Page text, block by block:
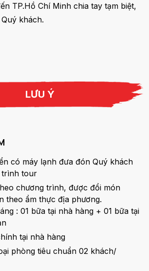
TP.Hồ Chí Minh chia tay tạm biệt,
khách.
LƯU Ý
có máy lạnh đưa đón Quý khách
trình tour
chương trình, được đổi món
theo ẩm thực địa phương.
: 01 bữa tại nhà hàng + 01 bữa tại
tại nhà hàng
phòng tiêu chuẩn 02 khách/